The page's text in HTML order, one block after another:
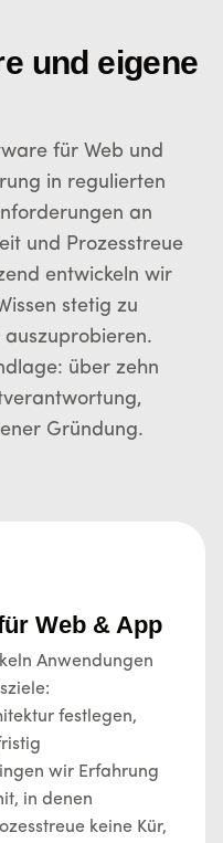
und eigene
für Web und
in regulierten
an
und Prozesstreue
entwickeln wir
stetig zu
über zehn
Gründung.
Web & App
Anwendungen
festlegen,
wir Erfahrung
in denen
keine Kür,